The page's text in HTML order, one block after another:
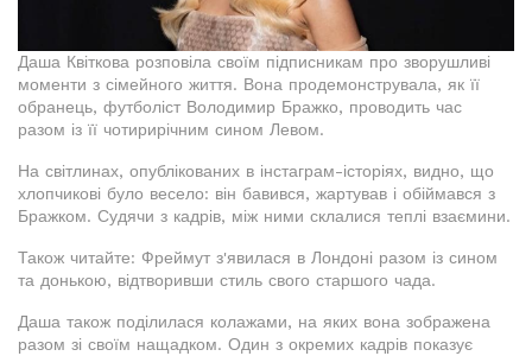
Даша Квіткова розповіла своїм підписникам про зворушливі
моменти з сімейного життя. Вона продемонструвала, як її
обранець, футболіст Володимир Бражко, проводить час
разом із її чотирирічним сином Левом.
На світлинах, опублікованих в інстаграм-історіях, видно, що
хлопчикові було весело: він бавився, жартував і обіймався з
Бражком. Судячи з кадрів, між ними склалися теплі взаємини.
Також читайте: Фреймут з'явилася в Лондоні разом із сином
та донькою, відтворивши стиль свого старшого чада.
Даша також поділилася колажами, на яких вона зображена
разом зі своїм нащадком. Один з окремих кадрів показує